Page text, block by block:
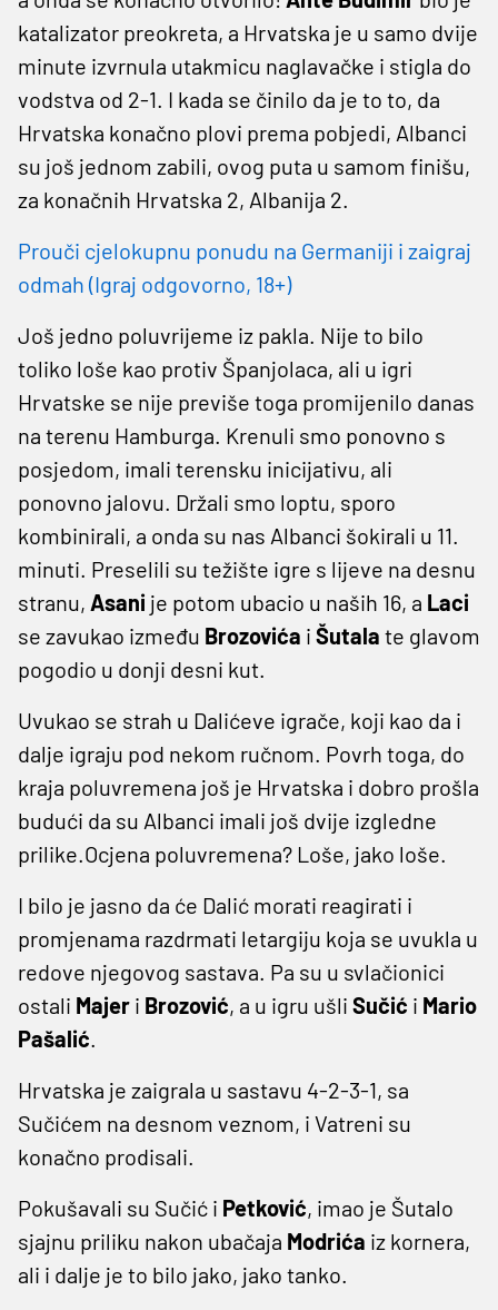
katalizator preokreta, a Hrvatska je u samo dvije
minute izvrnula utakmicu naglavačke i stigla do
vodstva od 2-1. I kada se činilo da je to to, da
Hrvatska konačno plovi prema pobjedi, Albanci
su još jednom zabili, ovog puta u samom finišu,
za konačnih Hrvatska 2, Albanija 2.
Prouči cjelokupnu ponudu na Germaniji i zaigraj
odmah (Igraj odgovorno, 18+)
Još jedno poluvrijeme iz pakla. Nije to bilo
toliko loše kao protiv Španjolaca, ali u igri
Hrvatske se nije previše toga promijenilo danas
na terenu Hamburga. Krenuli smo ponovno s
posjedom, imali terensku inicijativu, ali
ponovno jalovu. Držali smo loptu, sporo
kombinirali, a onda su nas Albanci šokirali u 11.
minuti. Preselili su težište igre s lijeve na desnu
stranu, Asani je potom ubacio u naših 16, a Laci
se zavukao između Brozovića i Šutala te glavom
pogodio u donji desni kut.
Uvukao se strah u Dalićeve igrače, koji kao da i
dalje igraju pod nekom ručnom. Povrh toga, do
kraja poluvremena još je Hrvatska i dobro prošla
budući da su Albanci imali još dvije izgledne
prilike.Ocjena poluvremena? Loše, jako loše.
I bilo je jasno da će Dalić morati reagirati i
promjenama razdrmati letargiju koja se uvukla u
redove njegovog sastava. Pa su u svlačionici
ostali Majer i Brozović, a u igru ušli Sučić i Mario
Pašalić.
Hrvatska je zaigrala u sastavu 4-2-3-1, sa
Sučićem na desnom veznom, i Vatreni su
konačno prodisali.
Pokušavali su Sučić i Petković, imao je Šutalo
sjajnu priliku nakon ubačaja Modrića iz kornera,
ali i dalje je to bilo jako, jako tanko.